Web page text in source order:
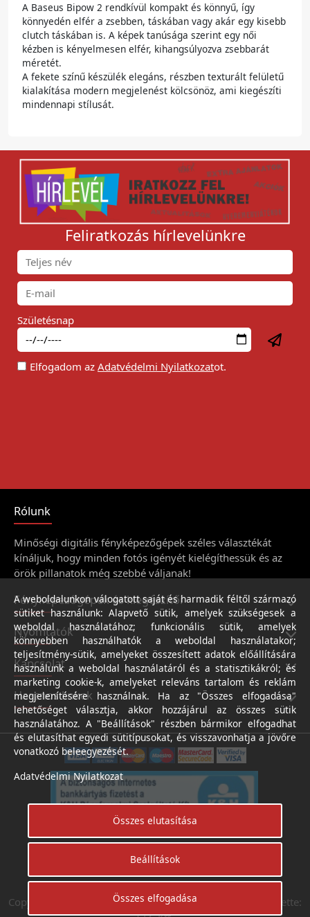
A Baseus Bipow 2 rendkívül kompakt és könnyű, így
könnyedén elfér a zsebben, táskában vagy akár egy kisebb
clutch táskában is. A képek tanúsága szerint egy női
kézben is kényelmesen elfér, kihangsúlyozva zsebbarát
méretét.
A fekete színű készülék elegáns, részben texturált felületű
kialakítása modern megjelenést kölcsönöz, ami kiegészíti
mindennapi stílusát.
Feliratkozás hírlevelünkre
Születésnap
Elfogadom az Adatvédelmi Nyilatkozatot.
Rólunk
Minőségi digitális fényképezőgépek széles választékát
kínáljuk, hogy minden fotós igényét kielégíthessük és az
örök pillanatok még szebbé váljanak!
Fényképezőgépek és kiegészítői
Nyomtatók
Kapcsolat
Hasznos linkek
Árukereső.hu
Copyright © Digifotoshop - Axico-Digital Kft. 2024. Készítette:
A weboldalunkon válogatott saját és harmadik féltől származó
sütiket használunk: Alapvető sütik, amelyek szükségesek a
weboldal használatához; funkcionális sütik, amelyek
könnyebben használhatók a weboldal használatakor;
teljesítmény-sütik, amelyeket összesített adatok előállítására
használunk a weboldal használatáról és a statisztikákról; és
marketing cookie-k, amelyeket releváns tartalom és reklám
megjelenítésére használnak. Ha az "Összes elfogadása"
lehetőséget választja, akkor hozzájárul az összes sütik
használatához. A "Beállítások" részben bármikor elfogadhat
és elutasíthat egyedi sütitípusokat, és visszavonhatja a jövőre
vonatkozó beleegyezését.
Adatvédelmi Nyilatkozat
Összes elutasítása
Beállítások
Összes elfogadása